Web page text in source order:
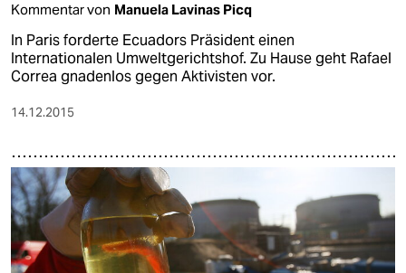
Kommentar von Manuela Lavinas Picq
In Paris forderte Ecuadors Präsident einen
Internationalen Umweltgerichtshof. Zu Hause geht Rafael
Correa gnadenlos gegen Aktivisten vor.
14.12.2015